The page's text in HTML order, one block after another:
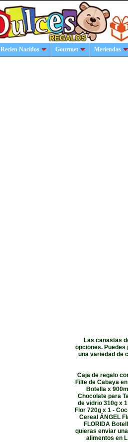
Recien Nacidos Gourmet Meriendas
Las canastas
opciones.
una variedad de
Caja de regalo
Filte de Cabaya
Botella x
Chocolate para
de vidrio 310g x
Flor 720g x 1 -
Cereal ÁNGEL
FLORIDA
quieras enviar
alimentos en